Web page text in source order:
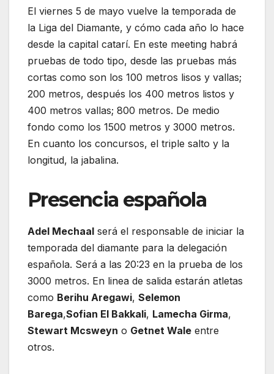
El viernes 5 de mayo vuelve la temporada de
la Liga del Diamante, y cómo cada año lo hace
desde la capital catarí. En este meeting habrá
pruebas de todo tipo, desde las pruebas más
cortas como son los 100 metros lisos y vallas;
200 metros, después los 400 metros listos y
400 metros vallas; 800 metros. De medio
fondo como los 1500 metros y 3000 metros.
En cuanto los concursos, el triple salto y la
longitud, la jabalina.
Presencia española
Adel Mechaal será el responsable de iniciar la
temporada del diamante para la delegación
española. Será a las 20:23 en la prueba de los
3000 metros. En linea de salida estarán atletas
como Berihu Aregawi, Selemon
Barega,Sofian El Bakkali, Lamecha Girma,
Stewart Mcsweyn o Getnet Wale entre
otros.